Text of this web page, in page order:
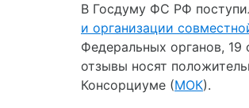
В Госдуму ФС РФ
и организации
Федеральных органов,
отзывы носят
Консорциуме (МОК).